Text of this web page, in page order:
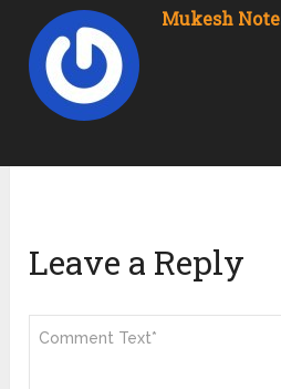
Mukesh
Leave a Reply